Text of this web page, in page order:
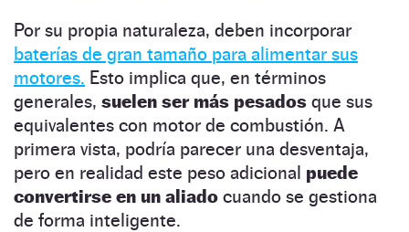
Por su propia naturaleza, deben incorporar
baterías de gran tamaño para alimentar sus
motores. Esto implica que, en términos
generales, suelen ser más pesados que sus
equivalentes con motor de combustión. A
primera vista, podría parecer una desventaja,
pero en realidad este peso adicional puede
convertirse en un aliado cuando se gestiona
de forma inteligente.